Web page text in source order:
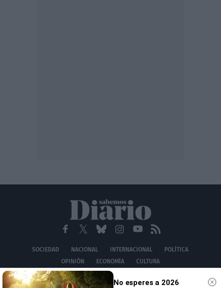
SOCIEDAD NACIONAL INTERNACIONAL
POLÍTICA
OPINIÓN
ECONOMÍA CULTURA
EQUIPO AVISO LEGAL POLÍTICA DE PRIVACIDAD
No esperes a 2026